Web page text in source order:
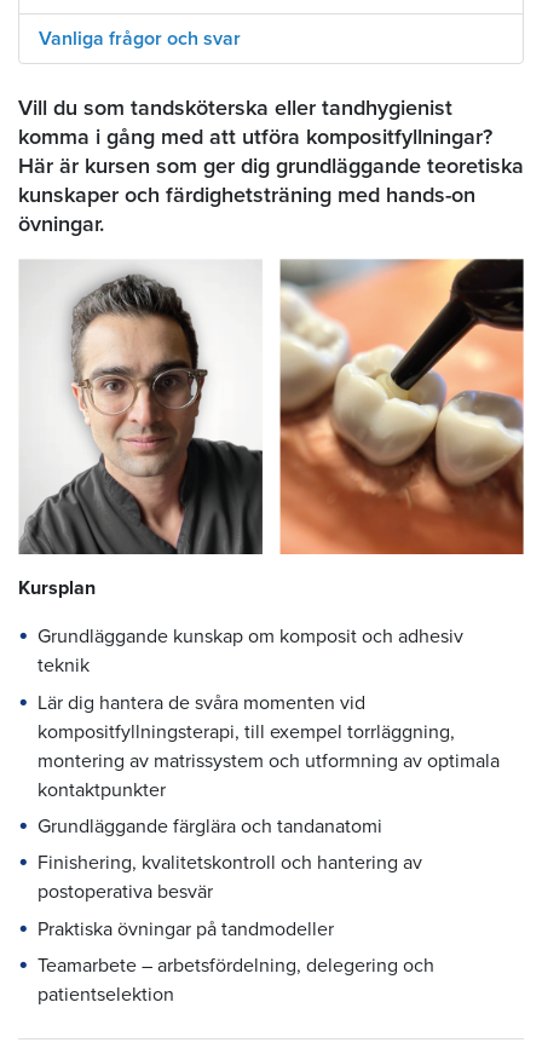
Vanliga frågor och svar
Vill du som tandsköterska eller tandhygienist
komma i gång med att utföra kompositfyllningar?
Här är kursen som ger dig grundläggande teoretiska
kunskaper och färdighetsträning med hands-on
övningar.
Kursplan
Grundläggande kunskap om komposit och adhesiv
teknik
Lär dig hantera de svåra momenten vid
kompositfyllningsterapi, till exempel torrläggning,
montering av matrissystem och utformning av optimala
kontaktpunkter
Grundläggande färglära och tandanatomi
Finishering, kvalitetskontroll och hantering av
postoperativa besvär
Praktiska övningar på tandmodeller
Teamarbete – arbetsfördelning, delegering och
patientselektion